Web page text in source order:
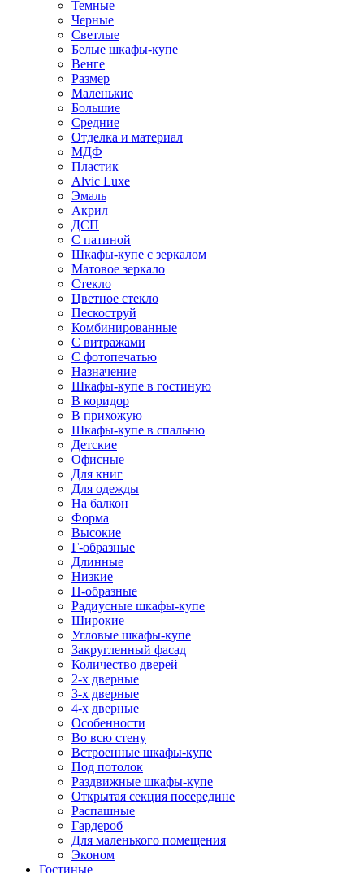
Темные
Черные
Светлые
Белые шкафы-купе
Венге
Размер
Маленькие
Большие
Средние
Отделка и материал
МДФ
Пластик
Alvic Luxe
Эмаль
Акрил
ДСП
С патиной
Шкафы-купе с зеркалом
Матовое зеркало
Стекло
Цветное стекло
Пескоструй
Комбинированные
С витражами
С фотопечатью
Назначение
Шкафы-купе в гостиную
В коридор
В прихожую
Шкафы-купе в спальню
Детские
Офисные
Для книг
Для одежды
На балкон
Форма
Высокие
Г-образные
Длинные
Низкие
П-образные
Радиусные шкафы-купе
Широкие
Угловые шкафы-купе
Закругленный фасад
Количество дверей
2-х дверные
3-х дверные
4-х дверные
Особенности
Во всю стену
Встроенные шкафы-купе
Под потолок
Раздвижные шкафы-купе
Открытая секция посередине
Распашные
Гардероб
Для маленького помещения
Эконом
Гостиные